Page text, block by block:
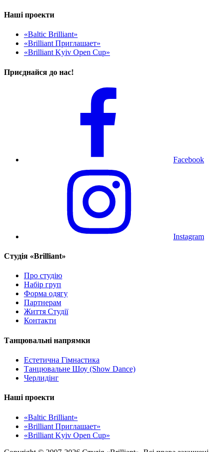
Наші проекти
«Baltic Brilliant»
«Brilliant Приглашает»
«Brilliant Kyiv Open Cup»
Приєднайся до нас!
Facebook
Instagram
Cтудія «Brilliant»
Про студію
Набір груп
Форма одягу
Партнерам
Життя Студії
Контакти
Танцювальні напрямки
Естетична Гімнастика
Танцювальне Шоу (Show Dance)
Черлидінг
Наші проекти
«Baltic Brilliant»
«Brilliant Приглашает»
«Brilliant Kyiv Open Cup»